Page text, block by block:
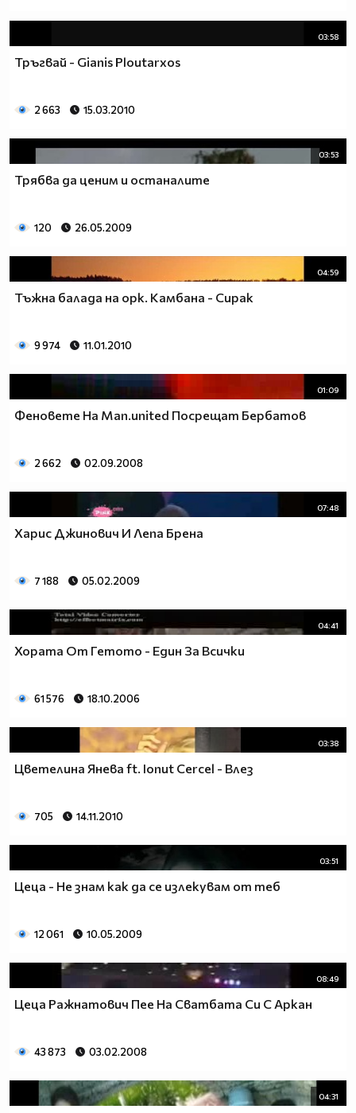
03:58
Тръгвай - Gianis Ploutarxos
2 663 15.03.2010
03:53
Трябва да ценим и останалите
120 26.05.2009
04:59
Тъжна балада на орк. Камбана - Сирак
9 974 11.01.2010
01:09
Феновете На Man.united Посрещат Бербатов
2 662 02.09.2008
07:48
Харис Джинович И Лепа Брена
7 188 05.02.2009
04:41
Хората От Гетото - Един За Всички
61 576 18.10.2006
03:38
Цветелина Янева ft. Ionut Cercel - Влез
705 14.11.2010
03:51
Цеца - Не знам как да се излекувам от теб
12 061 10.05.2009
08:49
Цеца Ражнатович Пее На Сватбата Си С Аркан
43 873 03.02.2008
04:31